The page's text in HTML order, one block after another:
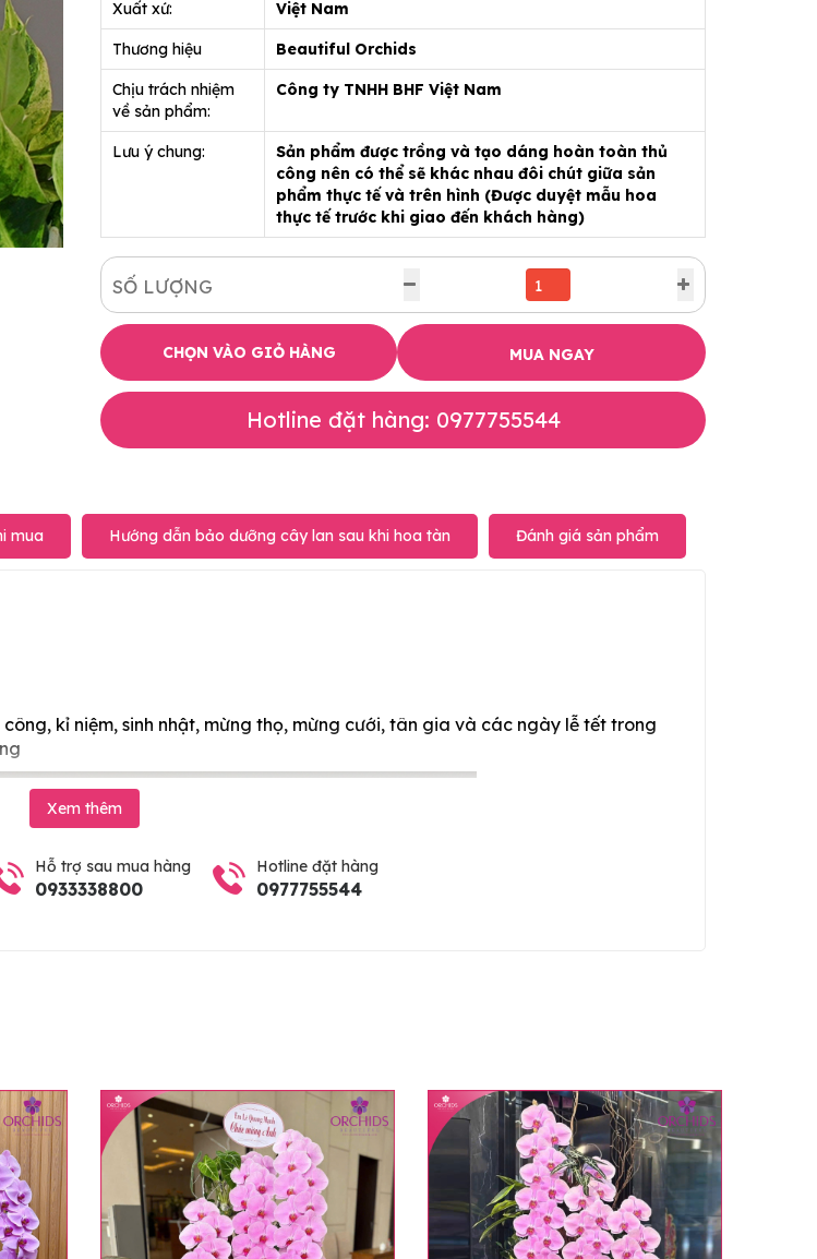
Xuất xứ: Việt Nam
Thương hiệu Beautiful Orchids
Chịu trách nhiệm
về sản phẩm:
Công ty TNHH BHF Việt Nam
Lưu ý chung:
Sản phẩm được trồng và tạo dáng hoàn toàn thủ
công nên có thể sẽ khác nhau đôi chút giữa sản
phẩm thực tế và trên hình (Được duyệt mẫu hoa
thực tế trước khi giao đến khách hàng)
SỐ LƯỢNG
CHỌN VÀO GIỎ HÀNG MUA NGAY
Hotline đặt hàng: 0977755544
mua Hướng dẫn bảo dưỡng cây lan sau khi hoa tàn Đánh giá sản phẩm
kỉ niệm, sinh nhật, mừng thọ, mừng cưới, tân gia và các ngày lễ tết trong
Xem thêm
Hỗ trợ sau mua hàng
0933338800
Hotline đặt hàng
0977755544